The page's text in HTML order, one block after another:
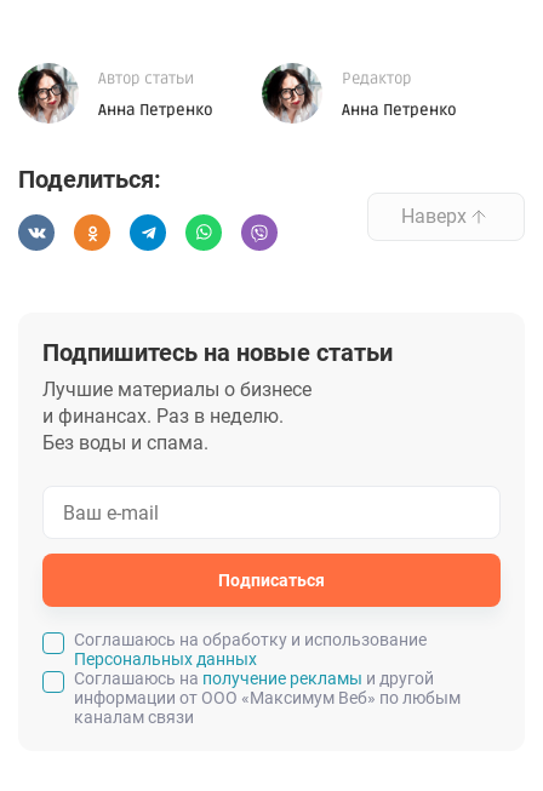
Автор статьи
Анна Петренко
Редактор
Анна Петренко
Поделиться:
Наверх
Подпишитесь на новые статьи
Лучшие материалы о бизнесе
и финансах. Раз в неделю.
Без воды и спама.
Подписаться
Cоглашаюсь на обработку и использование
Персональных данных
Соглашаюсь на получение рекламы и другой
информации от ООО «Максимум Веб» по любым
каналам связи